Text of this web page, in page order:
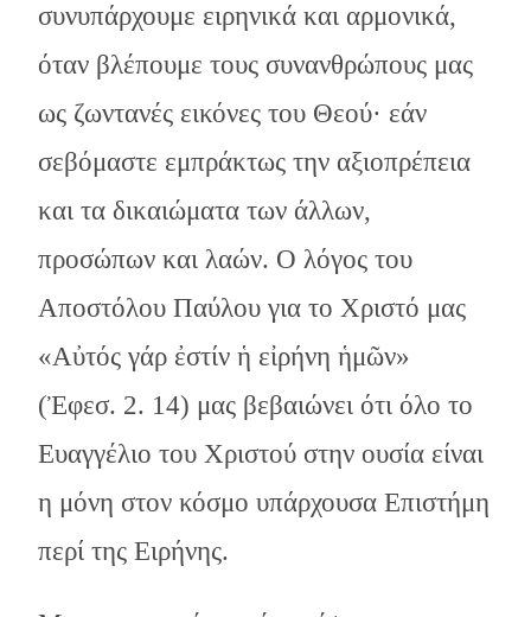
συνυπάρχουμε ειρηνικά και αρμονικά,
όταν βλέπουμε τους συνανθρώπους μας
ως ζωντανές εικόνες του Θεού· εάν
σεβόμαστε εμπράκτως την αξιοπρέπεια
και τα δικαιώματα των άλλων,
προσώπων και λαών. Ο λόγος του
Αποστόλου Παύλου για το Χριστό μας
«Αὐτός γάρ ἐστίν ἡ εἰρήνη ἡμῶν»
(Ἐφεσ. 2. 14) μας βεβαιώνει ότι όλο το
Ευαγγέλιο του Χριστού στην ουσία είναι
η μόνη στον κόσμο υπάρχουσα Επιστήμη
περί της Ειρήνης.